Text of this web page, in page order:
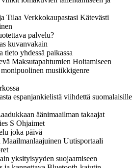
Tilaa Verkkokaupastasi Kätevästi
palvelu?
kuvanvakain
yhdessä paikassa
Maksutapahtumien Hoitamiseen
musiikkigenre
espanjankielistä viihdettä suomalaisille
äänimaailman takaajat
S Ohjaimet
joka päivä
Maailmanlaajuinen Uutisportaali
yksityisyyden suojaamiseen